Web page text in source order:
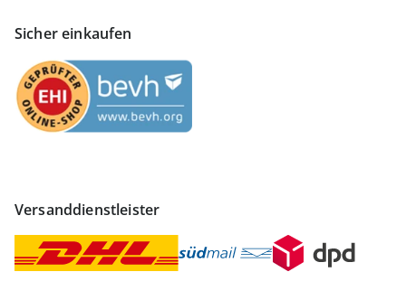
Sicher einkaufen
Versanddienstleister